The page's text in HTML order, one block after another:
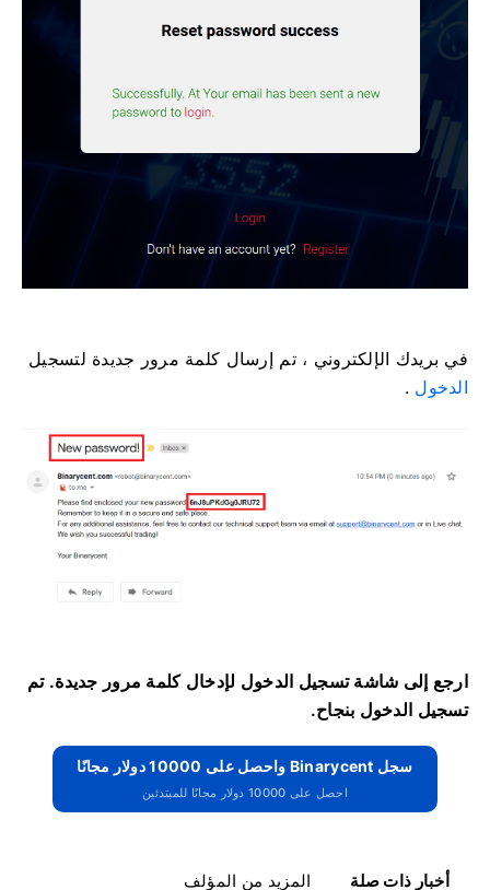
في بريدك الإلكتروني ، تم إرسال كلمة مرور جديدة لتسجيل
الدخول .
ارجع إلى شاشة تسجيل الدخول لإدخال كلمة مرور جديدة.تم
تسجيل الدخول بنجاح.
سجل Binarycent واحصل على 10000 دولار مجانًا
احصل على 10000 دولار مجانًا للمبتدئين
المزيد من المؤلف أخبار ذات صلة